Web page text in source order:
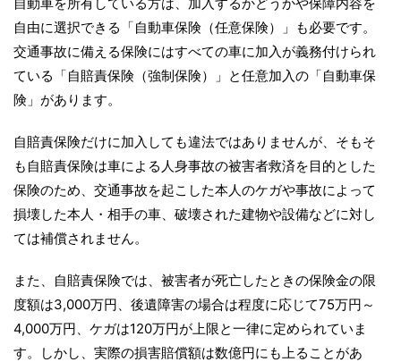
自由に選択できる「自動車保険（任意保険）」も必要です。
交通事故に備える保険にはすべての車に加入が義務付けられ
ている「自賠責保険（強制保険）」と任意加入の「自動車保
険」があります。
自賠責保険だけに加入しても違法ではありませんが、そもそ
も自賠責保険は車による人身事故の被害者救済を目的とした
保険のため、交通事故を起こした本人のケガや事故によって
損壊した本人・相手の車、破壊された建物や設備などに対し
ては補償されません。
また、自賠責保険では、被害者が死亡したときの保険金の限
度額は3,000万円、後遺障害の場合は程度に応じて75万円～
4,000万円、ケガは120万円が上限と一律に定められていま
す。しかし、実際の損害賠償額は数億円にも上ることがあ